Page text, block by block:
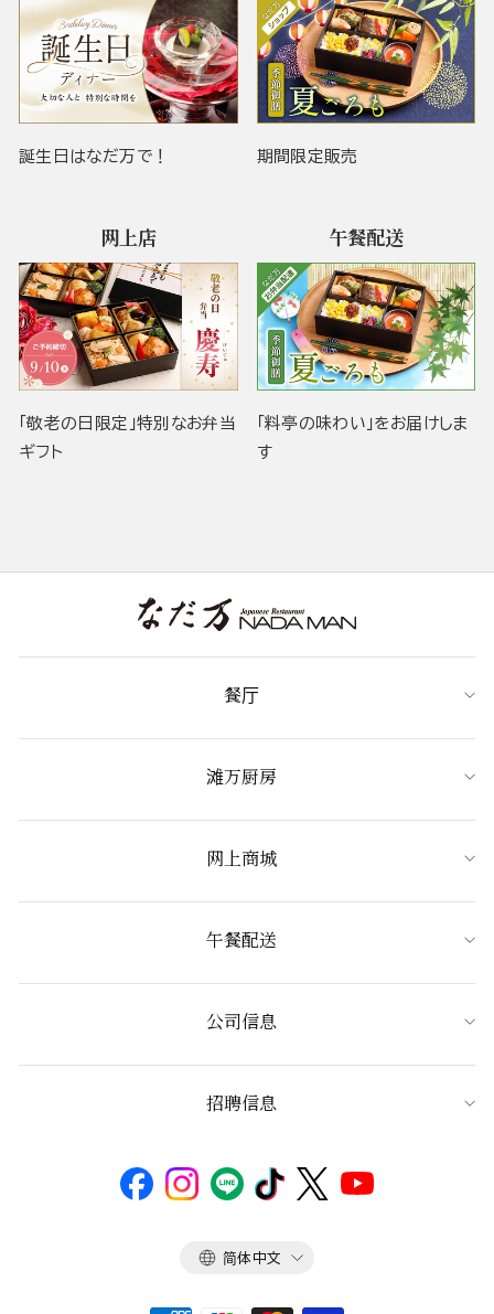
誕生日はなだ万で！ 期間限定販売
网上店
「敬老の日限定」特別なお弁当
ギフト
午餐配送
「料亭の味わい」をお届けしま
す
餐厅
滩万厨房
网上商城
午餐配送
公司信息
招聘信息
语
简体中文